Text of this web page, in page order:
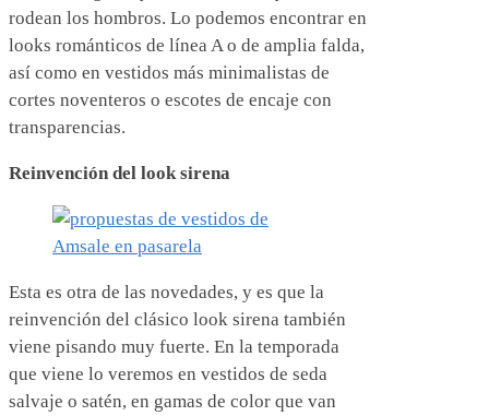
rodean los hombros. Lo podemos encontrar en
looks románticos de línea A o de amplia falda,
así como en vestidos más minimalistas de
cortes noventeros o escotes de encaje con
transparencias.
Reinvención del look sirena
Esta es otra de las novedades, y es que la
reinvención del clásico look sirena también
viene pisando muy fuerte. En la temporada
que viene lo veremos en vestidos de seda
salvaje o satén, en gamas de color que van